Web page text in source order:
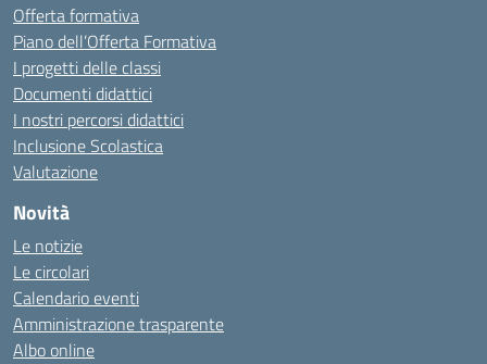
Offerta formativa
Piano dell’Offerta Formativa
I progetti delle classi
Documenti didattici
I nostri percorsi didattici
Inclusione Scolastica
Valutazione
Novità
Le notizie
Le circolari
Calendario eventi
Amministrazione trasparente
Albo online